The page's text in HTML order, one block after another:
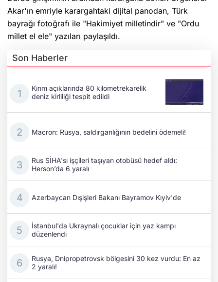
Akar'ın emriyle karargahtaki dijital panodan, Türk
bayrağı fotoğrafı ile "Hakimiyet milletindir" ve "Ordu
millet el ele" yazıları paylaşıldı.
Son Haberler
Kırım açıklarında 80 kilometrekarelik
deniz kirliliği tespit edildi
Macron: Rusya, saldırganlığının bedelini ödemeli!
Rus SİHA'sı işçileri taşıyan otobüsü hedef aldı:
Herson’da 6 yaralı
Azerbaycan Dışişleri Bakanı Bayramov Kıyiv'de
İstanbul'da Ukraynalı çocuklar için yaz kampı
düzenlendi
Rusya, Dnipropetrovsk bölgesini 30 kez vurdu: En az
2 yaralı!